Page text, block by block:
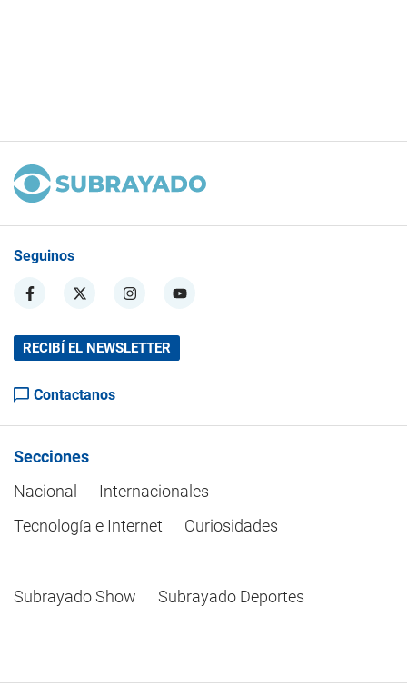
Seguinos
RECIBÍ EL NEWSLETTER
Contactanos
Secciones
Nacional
Internacionales
Tecnología e Internet
Curiosidades
Subrayado Show Subrayado Deportes